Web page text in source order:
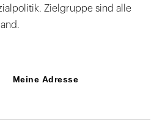
Zielgruppe sind alle
Meine Adresse